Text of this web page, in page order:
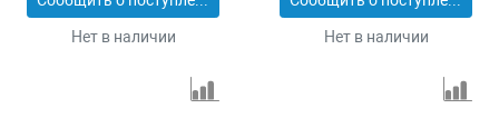
Нет в наличии Нет в наличии